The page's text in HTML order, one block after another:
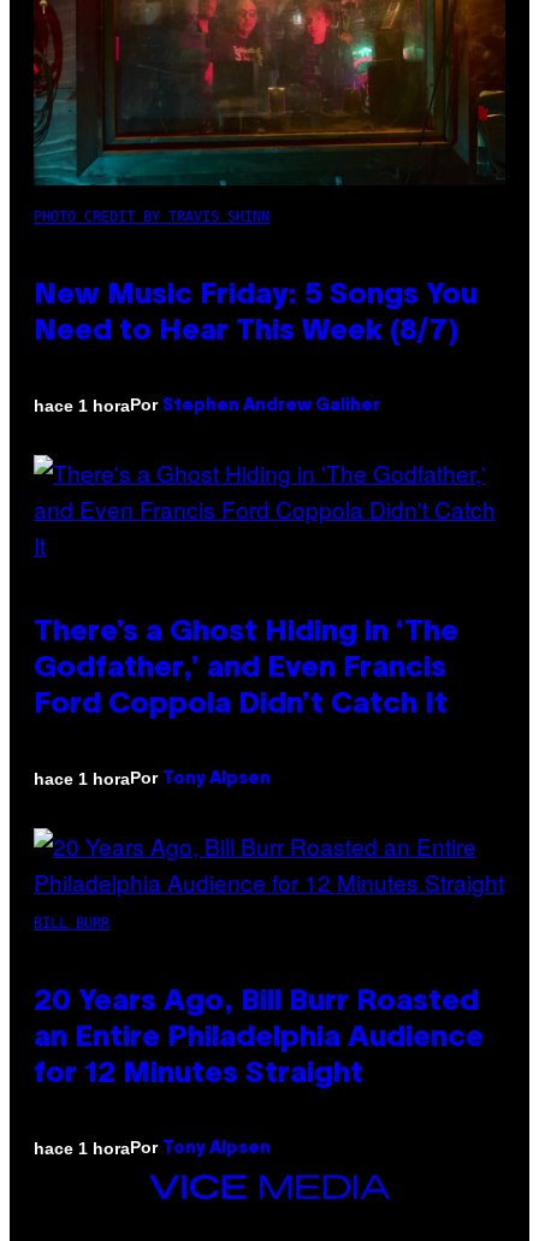
PHOTO CREDIT BY TRAVIS SHINN
New Music Friday: 5 Songs You
Need to Hear This Week (8/7)
hace 1 horaPor Stephen Andrew Galiher
There’s a Ghost Hiding in ‘The
Godfather,’ and Even Francis
Ford Coppola Didn’t Catch It
hace 1 horaPor Tony Alpsen
BILL BURR
20 Years Ago, Bill Burr Roasted
an Entire Philadelphia Audience
for 12 Minutes Straight
hace 1 horaPor Tony Alpsen
VICE